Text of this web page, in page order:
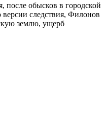
после обысков в городской
следствия, Филонов
землю, ущерб